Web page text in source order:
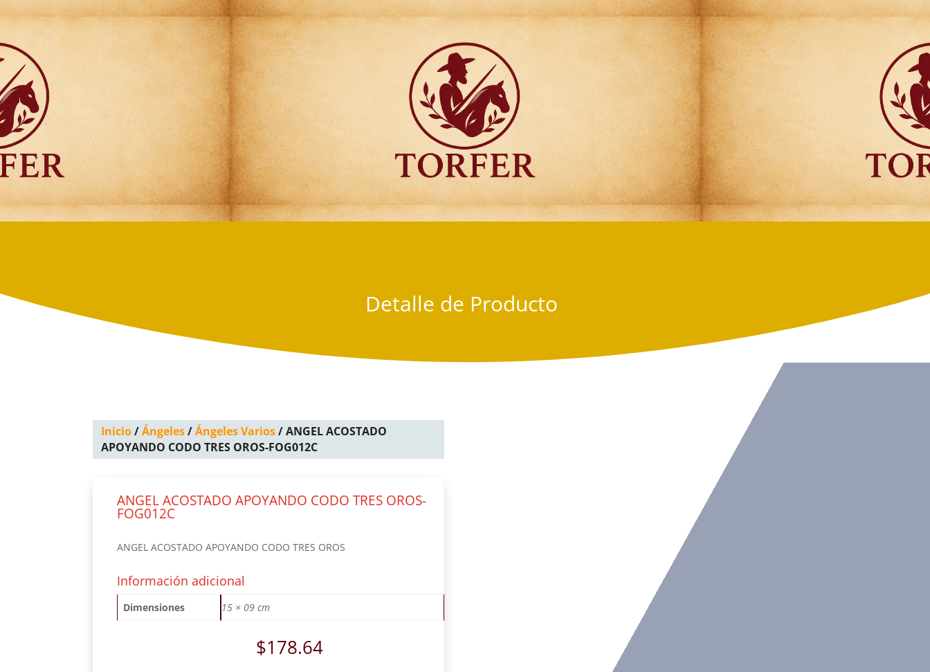
Articulos para Regalo Torfer.
Detalle de Producto
Inicio/Ángeles/Ángeles Varios/ ANGEL ACOSTADO
APOYANDO CODO TRES OROS-FOG012C
ANGEL ACOSTADO APOYANDO CODO TRES OROS-
FOG012C
ANGEL ACOSTADO APOYANDO CODO TRES OROS
Información adicional
Dimensiones 15 × 09 cm
$178.64